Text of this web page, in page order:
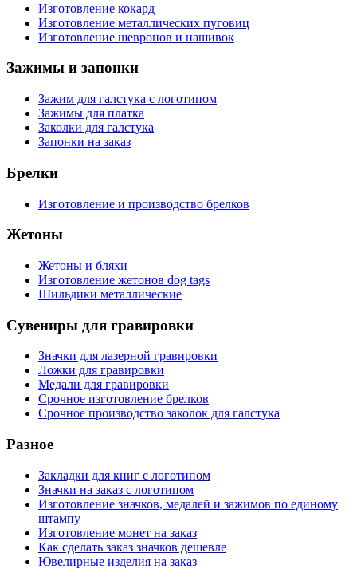
Изготовление кокард
Изготовление металлических пуговиц
Изготовление шевронов и нашивок
Зажимы и запонки
Зажим для галстука с логотипом
Зажимы для платка
Заколки для галстука
Запонки на заказ
Брелки
Изготовление и производство брелков
Жетоны
Жетоны и бляхи
Изготовление жетонов dog tags
Шильдики металлические
Сувениры для гравировки
Значки для лазерной гравировки
Ложки для гравировки
Медали для гравировки
Срочное изготовление брелков
Срочное производство заколок для галстука
Разное
Закладки для книг с логотипом
Значки на заказ с логотипом
Изготовление значков, медалей и зажимов по единому
штампу
Изготовление монет на заказ
Как сделать заказ значков дешевле
Ювелирные изделия на заказ